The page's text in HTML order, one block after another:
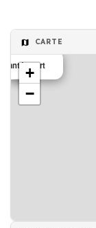
CARTE
Santé sport
+
−